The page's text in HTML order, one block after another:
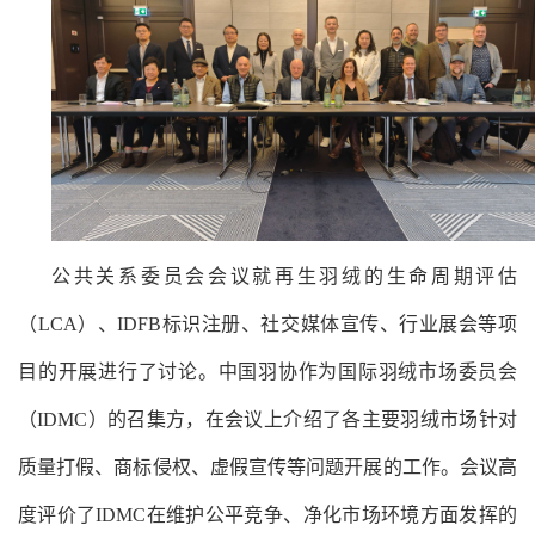
公共关系委员会会议就再生羽绒的生命周期评估
（LCA）、IDFB标识注册、社交媒体宣传、行业展会等项
目的开展进行了讨论。中国羽协作为国际羽绒市场委员会
（IDMC）的召集方，在会议上介绍了各主要羽绒市场针对
质量打假、商标侵权、虚假宣传等问题开展的工作。会议高
度评价了IDMC在维护公平竞争、净化市场环境方面发挥的